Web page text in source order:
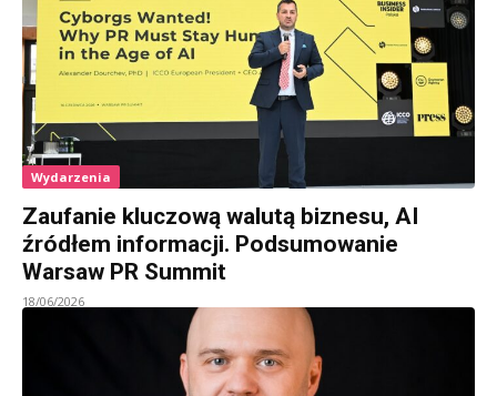
Wydarzenia
Zaufanie kluczową walutą biznesu, AI
źródłem informacji. Podsumowanie
Warsaw PR Summit
18/06/2026